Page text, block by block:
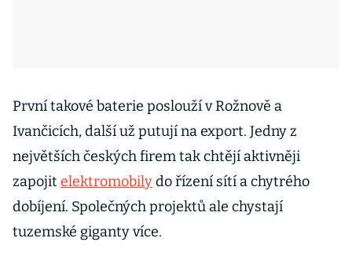
První takové baterie poslouží v Rožnově a
Ivančicích, další už putují na export. Jedny z
největších českých firem tak chtějí aktivněji
zapojit elektromobilydo řízení sítí a chytrého
dobíjení. Společných projektů ale chystají
tuzemské giganty více.